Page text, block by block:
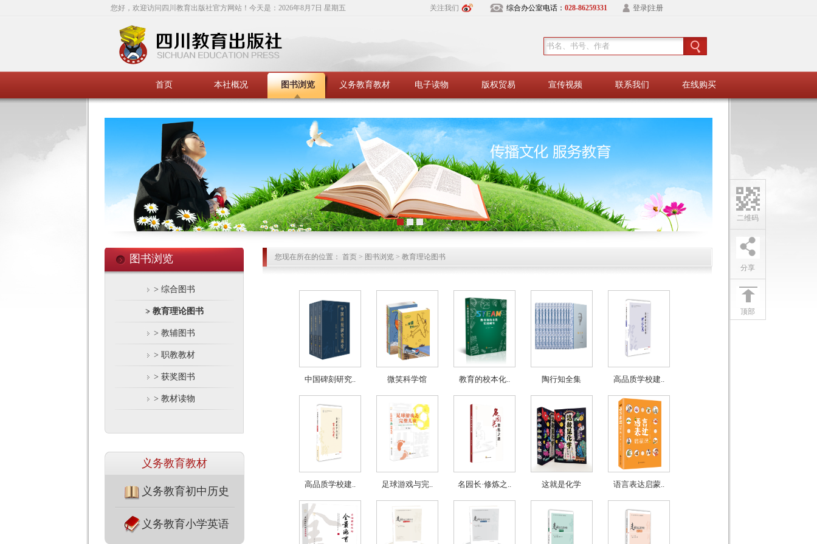
您好，欢迎访问四川教育出版社官方网站！今天是： 2026年8月7日 星期五 关注我们 综合办公室电话： 028-86259331 登录|注册
首页 本社概况 图书浏览 义务教育教材 电子读物 版权贸易 宣传视频 联系我们 在线购买
图书浏览
> 综合图书
> 教育理论图书
> 教辅图书
> 职教教材
> 获奖图书
> 教材读物
义务教育教材
义务教育初中历史
义务教育小学英语
您现在所在的位置： 首页 > 图书浏览 > 教育理论图书
中国碑刻研究.. 微笑科学馆 教育的校本化.. 陶行知全集 高品质学校建..
高品质学校建.. 足球游戏与完.. 名园长·修炼之.. 这就是化学 语言表达启蒙..
二维码
分享
顶部